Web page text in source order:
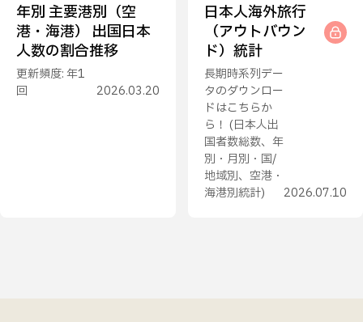
年別 主要港別（空
港・海港） 出国日本
人数の割合推移
更新頻度: 年1
回
2026.03.20
日本人海外旅行
（アウトバウン
ド）統計
長期時系列デー
タのダウンロー
ドはこちらか
ら！ (日本人出
国者数総数、年
別・月別・国/
地域別、空港・
海港別統計)
2026.07.10